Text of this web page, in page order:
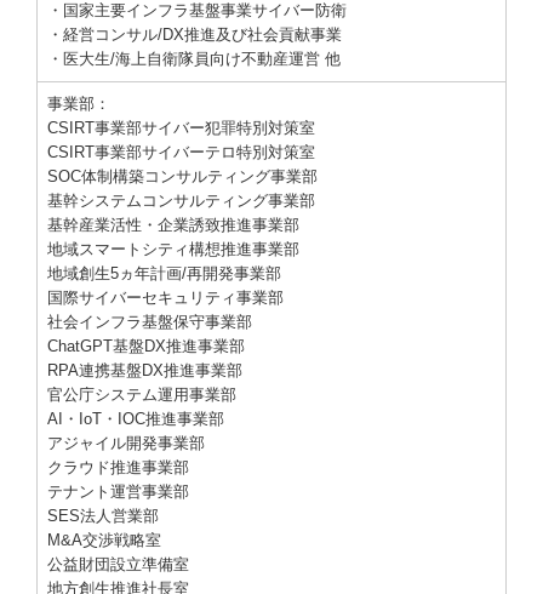
・国家主要インフラ基盤事業サイバー防衛
・経営コンサル/DX推進及び社会貢献事業
・医大生/海上自衛隊員向け不動産運営 他
事業部：
CSIRT事業部サイバー犯罪特別対策室
CSIRT事業部サイバーテロ特別対策室
SOC体制構築コンサルティング事業部
基幹システムコンサルティング事業部
基幹産業活性・企業誘致推進事業部
地域スマートシティ構想推進事業部
地域創 生5ヵ年計画/再開発事業部
国際サイバーセキュリティ事業部
社会インフラ基盤保守事業部
ChatGPT基盤DX推進事業部
RPA連携基盤DX推進事業部
官公庁システム運用事業部
AI・IoT・IOC推進事業部
アジャイル開発事業部
クラウド推進事業部
テナント運営事業部
SES法人営業部
M&A交渉戦略室
公益財団設立準備室
地方創生推進社長室